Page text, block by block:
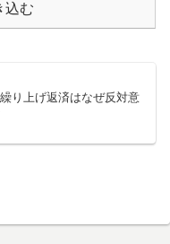
込む
り上げ返済はなぜ反対意